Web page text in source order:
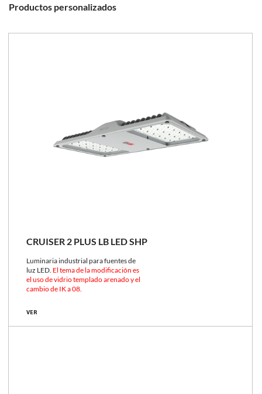
Productos personalizados
CRUISER 2 PLUS LB LED SHP
Luminaria industrial para fuentes de
luz LED. El tema de la modificación es
el uso de vidrio templado arenado y el
cambio de IK a 08.
VER